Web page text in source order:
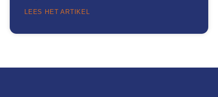
LEES HET ARTIKEL